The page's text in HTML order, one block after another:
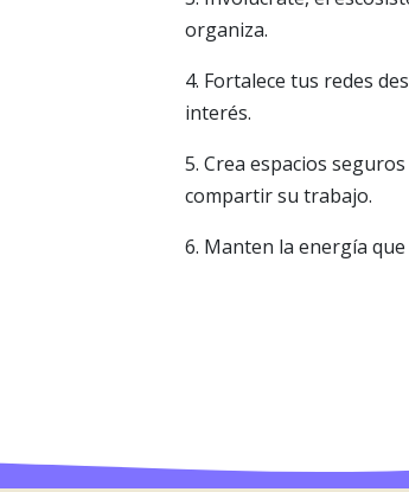
organiza.
4. Fortalece tus redes
interés.
5. Crea espacios
compartir su trabajo.
6. Manten la energía